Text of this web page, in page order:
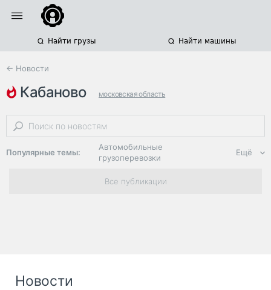
Найти грузы Найти машины
← Новости
кабаново московская область
склады москвы и московской области индустриальные парки
Популярные темы:
Автомобильные
грузоперевозки
Региональная
логистика
Ещё
Все публикации
Новости